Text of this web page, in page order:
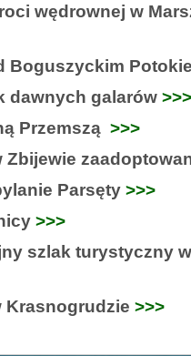
wędrownej w
Boguszyckim
dawnych galarów
Przemszą >>>
Zbijewie
Parsęty >>>
>>>
szlak turystyczny
Krasnogrudzie >>>